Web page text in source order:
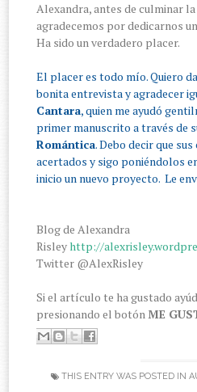
Alexandra, antes de culminar
agradecemos por dedicarnos
Ha sido un verdadero placer.
El placer es todo mío. Quiero
bonita entrevista y agradecer
Cantara, quien me ayudó
primer manuscrito a través de
Romántica. Debo decir que
acertados y sigo poniéndolos
inicio un nuevo proyecto. Le
Blog de Alexandra
Risleyhttp://
Twitter @AlexRisley
Si el artículo te ha gustado
presionando el botónME
THIS ENTRY WAS POSTED IN